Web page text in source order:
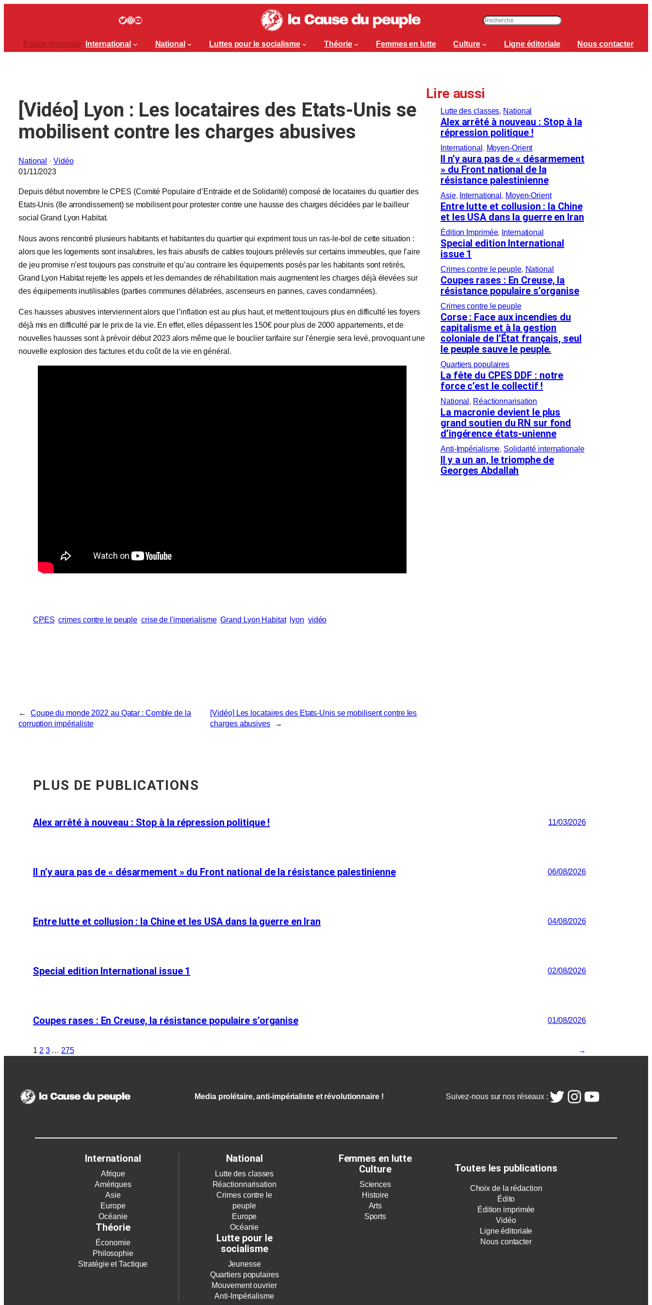
Twitter InstagramYouTube
h
h
Édition Imprimée International National Luttes pour le socialisme Théorie Femmes en lutte Culture Ligne éditoriale Nous contacter
[Vidéo] Lyon : Les locataires des Etats-Unis se
mobilisent contre les charges abusives
National · Vidéo
01/11/2023
Depuis début novembre le CPES (Comité Populaire d’Entraide et de Solidarité) composé de locataires du quartier des
Etats-Unis (8e arrondissement) se mobilisent pour protester contre une hausse des charges décidées par le bailleur
social Grand Lyon Habitat.
Nous avons rencontré plusieurs habitants et habitantes du quartier qui expriment tous un ras-le-bol de cette situation :
alors que les logements sont insalubres, les frais abusifs de cables toujours prélevés sur certains immeubles, que l’aire
de jeu promise n’est toujours pas construite et qu’au contraire les équipements posés par les habitants sont retirés,
Grand Lyon Habitat rejette les appels et les demandes de réhabilitation mais augmentent les charges déjà élevées sur
des équipements inutilisables (parties communes délabrées, ascenseurs en pannes, caves condamnées).
Ces hausses abusives interviennent alors que l’inflation est au plus haut, et mettent toujours plus en difficulté les foyers
déjà mis en difficulté par le prix de la vie. En effet, elles dépassent les 150€ pour plus de 2000 appartements, et de
nouvelles hausses sont à prévoir début 2023 alors même que le bouclier tarifaire sur l’énergie sera levé, provoquant une
nouvelle explosion des factures et du coût de la vie en général.
CPES crimes contre le peuple crise de l'imperialisme Grand Lyon Habitat lyon vidéo
←
Coupe du monde 2022 au Qatar : Comble de la
corruption impérialiste
[Vidéo] Les locataires des Etats-Unis se mobilisent contre les
charges abusives
→
Lire aussi
Lutte des classes, National
Alex arrêté à nouveau : Stop à la
répression politique !
International , Moyen-Orient
Il n’y aura pas de « désarmement
» du Front national de la
résistance palestinienne
Asie, International , Moyen-Orient
Entre lutte et collusion : la Chine
et les USA dans la guerre en Iran
Édition Imprimée, International
Special edition International
issue 1
Crimes contre le peuple, National
Coupes rases : En Creuse, la
résistance populaire s’organise
Crimes contre le peuple
Corse : Face aux incendies du
capitalisme et à la gestion
coloniale de l’État français, seul
le peuple sauve le peuple.
Quartiers populaires
La fête du CPES DDF : notre
force c’est le collectif !
National , Réactionnarisation
La macronie devient le plus
grand soutien du RN sur fond
d’ingérence états-unienne
Anti-Impérialisme, Solidarité internationale
Il y a un an, le triomphe de
Georges Abdallah
PLUS DE PUBLICATIONS
Alex arrêté à nouveau : Stop à la répression politique ! 11/03/2026
Il n’y aura pas de « désarmement » du Front national de la résistance palestinienne 06/08/2026
Entre lutte et collusion : la Chine et les USA dans la guerre en Iran 04/08/2026
Special edition International issue 1 02/08/2026
Coupes rases : En Creuse, la résistance populaire s’organise 01/08/2026
1 2 3 … 275 →
Media prolétaire, anti-impérialiste et révolutionnaire ! Suivez-nous sur nos réseaux :Twitter
Instagram
YouTube
International
Afrique
Amériques
Asie
Europe
Océanie
Théorie
Économie
Philosophie
Stratégie et Tactique
National
Lutte des classes
Réactionnarisation
Crimes contre le
peuple
Europe
Océanie
Lutte pour le
socialisme
Jeunesse
Quartiers populaires
Mouvement ouvrier
Anti-Impérialisme
Femmes en lutte
Culture
Sciences
Histoire
Arts
Sports
Toutes les publications
Choix de la rédaction
Édito
Édition imprimée
Vidéo
Ligne éditoriale
Nous contacter